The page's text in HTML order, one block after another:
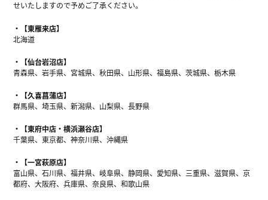
せいたしますので予めご了承ください。
【東雁来店】
北海道
【仙台岩沼店】
青森県、岩手県、宮城県、秋田県、山形県、福島県、茨城県、栃木県
【久喜菖蒲店】
群馬県、埼玉県、新潟県、山梨県、長野県
【東府中店・横浜瀬谷店】
千葉県、東京都、神奈川県、沖縄県
【一宮萩原店】
富山県、石川県、福井県、岐阜県、静岡県、愛知県、三重県、滋賀県、京
都府、大阪府、兵庫県、奈良県、和歌山県